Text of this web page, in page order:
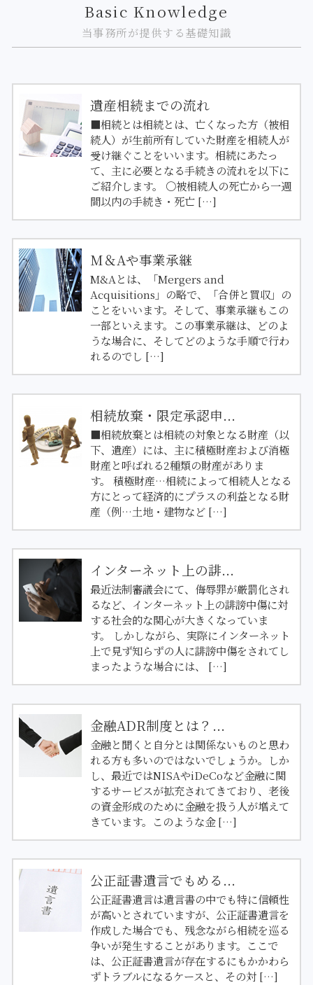
Basic Knowledge
当事務所が提供する基礎知識
遺産相続までの流れ
■相続とは相続とは、亡くなった方（被相
続人）が生前所有していた財産を相続人が
受け継ぐことをいいます。相続にあたっ
て、主に必要となる手続きの流れを以下に
ご紹介します。 〇被相続人の死亡から一週
間以内の手続き・死亡 […]
M＆Aや事業承継
M&Aとは、「Mergers and
Acquisitions」の略で、「合併と買収」の
ことをいいます。そして、事業承継もこの
一部といえます。この事業承継は、どのよ
うな場合に、そしてどのような手順で行わ
れるのでし […]
相続放棄・限定承認申...
■相続放棄とは相続の対象となる財産（以
下、遺産）には、主に積極財産および消極
財産と呼ばれる2種類の財産がありま
す。 積極財産…相続によって相続人となる
方にとって経済的にプラスの利益となる財
産（例…土地・建物など […]
インターネット上の誹...
最近法制審議会にて、侮辱罪が厳罰化され
るなど、インターネット上の誹謗中傷に対
する社会的な関心が大きくなっていま
す。 しかしながら、実際にインターネット
上で見ず知らずの人に誹謗中傷をされてし
まったような場合には、 […]
金融ADR制度とは？...
金融と聞くと自分とは関係ないものと思わ
れる方も多いのではないでしょうか。しか
し、最近ではNISAやiDeCoなど金融に関
するサービスが拡充されてきており、老後
の資金形成のために金融を扱う人が増えて
きています。このような金 […]
公正証書遺言でもめる...
公正証書遺言は遺言書の中でも特に信頼性
が高いとされていますが、公正証書遺言を
作成した場合でも、残念ながら相続を巡る
争いが発生することがあります。ここで
は、公正証書遺言が存在するにもかかわら
ずトラブルになるケースと、その対 […]